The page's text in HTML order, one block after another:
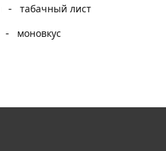
- табачный лист
-
моновкус